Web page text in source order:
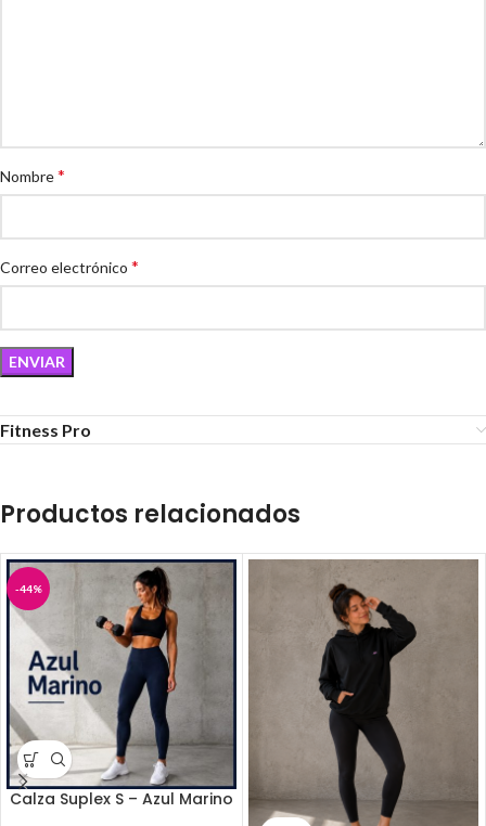
Nombre*
Correo electrónico *
Fitness Pro
Productos relacionados
-44%
Calza Suplex S – Azul Marino